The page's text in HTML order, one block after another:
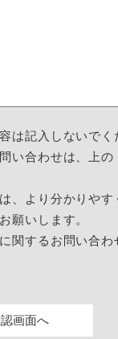
は記入しないでく
い合わせは、上
、より分かりや
願いします。
関するお問い合わ